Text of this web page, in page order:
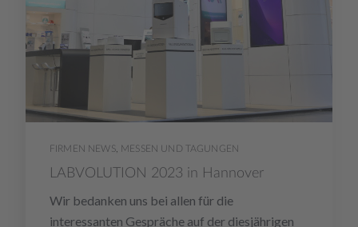
FIRMEN NEWS, MESSEN UND TAGUNGEN
LABVOLUTION 2023 in Hannover
Wir bedanken uns bei allen für die
interessanten Gespräche auf der diesjährigen